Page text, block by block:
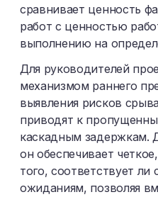
сравнивает ценность
работ с ценностью
выполнению на
Для руководителей
механизмом раннего
выявления рисков
приводят к
каскадным задержкам.
он обеспечивает
того, соответствует ли
ожиданиям, позволяя